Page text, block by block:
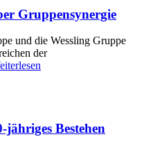
Gruppensynergie
und die Wessling Gruppe
der
jähriges Bestehen